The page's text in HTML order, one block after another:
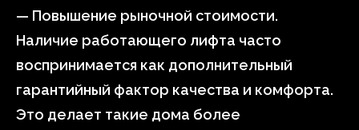
— Повышение рыночной стоимости.
Наличие работающего лифта часто
воспринимается как дополнительный
гарантийный фактор качества и комфорта.
Это делает такие дома более